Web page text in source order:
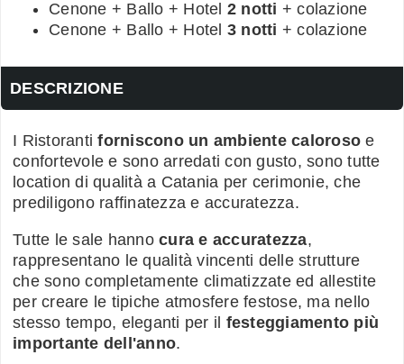
Cenone + Ballo + Hotel 2 notti + colazione
Cenone + Ballo + Hotel 3 notti + colazione
DESCRIZIONE
I Ristorantiforniscono un ambiente caloroso e
confortevole e sono arredati con gusto, sono tutte
location di qualità a Catania per cerimonie, che
prediligono raffinatezza e accuratezza.
Tutte le sale hanno cura e accuratezza,
rappresentano le qualità vincenti delle strutture
che sono completamente climatizzate ed allestite
per creare le tipiche atmosfere festose, ma nello
stesso tempo, eleganti per il festeggiamento più
importante dell'anno.